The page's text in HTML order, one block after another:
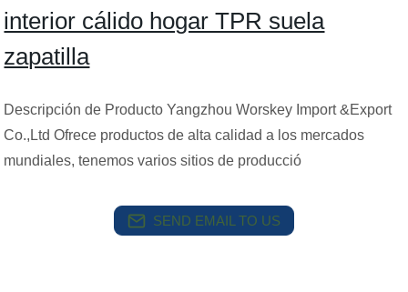
interior cálido hogar TPR suela
zapatilla
Descripción de Producto Yangzhou Worskey Import &Export
Co.,Ltd Ofrece productos de alta calidad a los mercados
mundiales, tenemos varios sitios de producció
SEND EMAIL TO US